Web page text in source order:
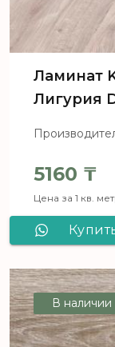
Ламинат
Лигурия
5160 ₸
Цена за 1 кв.
В наличии